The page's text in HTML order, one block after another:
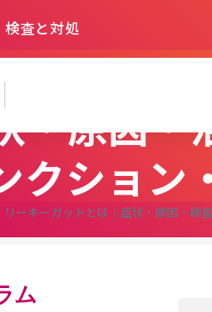
ト症候群
・原因・
クション
リーキーガットとは｜症状・原因・検
査と対処
ム